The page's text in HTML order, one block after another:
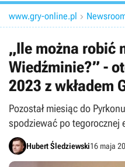
www.gry-online.pl 
„Ile można robić
Wiedźminie?” -
2023 z wkładem
Pozostał miesiąc do
spodziewać po tegorocznej
Hubert Śledziewski16 maja